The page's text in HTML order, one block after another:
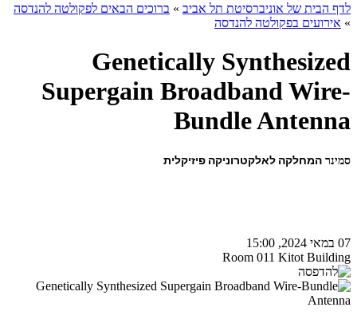
לדף הבית של אוניברסיטת תל אביב » ברוכים הבאים לפקולטה להנדסה
» אירועים בפקולטה להנדסה
Genetically Synthesized
Supergain Broadband Wire-
Bundle Antenna
סמינר המחלקה לאלקטרוניקה פיזיקלית
07 במאי 2024, 15:00
Room 011 Kitot Building